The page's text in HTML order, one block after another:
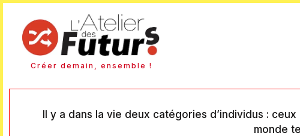
Créer demain, ensemble !
Il y a dans la vie deux catégories d’individus :
monde